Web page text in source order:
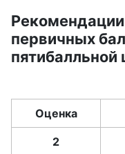
первичных
пятибалльной
Оценка
2